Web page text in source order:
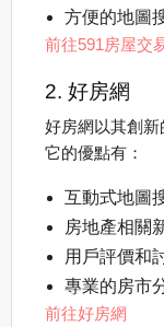
方便的地圖
前往591房屋交
2. 好房網
好房網以其創新
它的優點有：
互動式地圖
房地產相關
用戶評價和
專業的房市
前往好房網